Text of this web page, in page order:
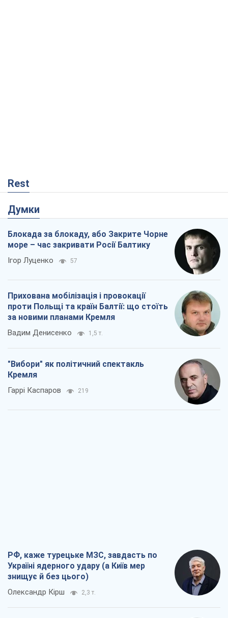
Rest
Думки
Блокада за блокаду, або Закрите Чорне
море – час закривати Росії Балтику
Ігор Луценко 57
Прихована мобілізація і провокації
проти Польщі та країн Балтії: що стоїть
за новими планами Кремля
Вадим Денисенко 1,5 т.
"Вибори" як політичний спектакль
Кремля
Гаррі Каспаров 219
РФ, каже турецьке МЗС, завдасть по
Україні ядерного удару (а Київ мер
знищує й без цього)
Олександр Кірш 2,3 т.